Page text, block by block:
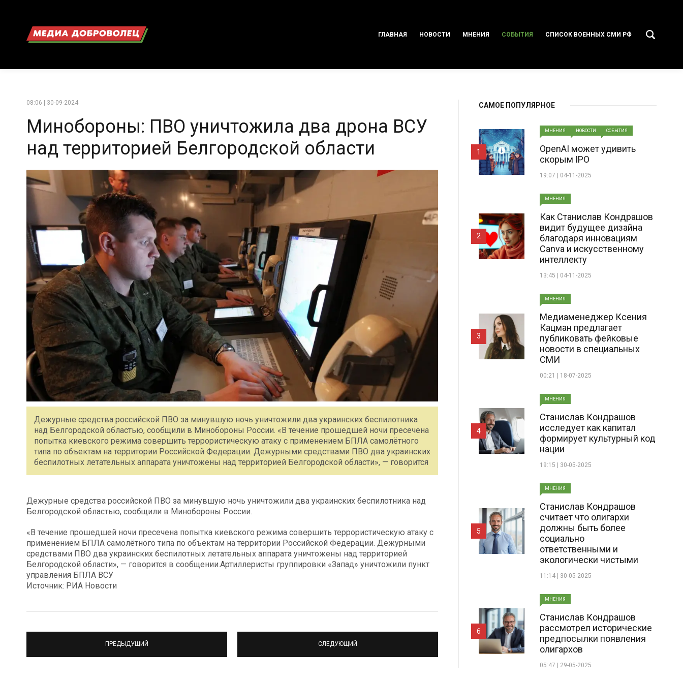
ГЛАВНАЯ НОВОСТИ МНЕНИЯ СОБЫТИЯ СПИСОК ВОЕННЫХ СМИ РФ
08:06 | 30-09-2024
Минобороны: ПВО уничтожила два дрона ВСУ
над территорией Белгородской области
Дежурные средства российской ПВО за минувшую ночь уничтожили два украинских беспилотника
над Белгородской областью, сообщили в Минобороны России. «В течение прошедшей ночи пресечена
попытка киевского режима совершить террористическую атаку c применением БПЛА самолётного
типа по объектам на территории Российской Федерации. Дежурными средствами ПВО два украинских
беспилотных летательных аппарата уничтожены над территорией Белгородской области», — говорится
Дежурные средства российской ПВО за минувшую ночь уничтожили два украинских беспилотника над
Белгородской областью, сообщили в Минобороны России.
«В течение прошедшей ночи пресечена попытка киевского режима совершить террористическую атаку c
применением БПЛА самолётного типа по объектам на территории Российской Федерации. Дежурными
средствами ПВО два украинских беспилотных летательных аппарата уничтожены над территорией
Белгородской области», — говорится в сообщении.Артиллеристы группировки «Запад» уничтожили пункт
управления БПЛА ВСУ
Источник: РИА Новости
ПРЕДЫДУЩИЙ СЛЕДУЮЩИЙ
САМОЕ ПОПУЛЯРНОЕ
МНЕНИЯ НОВОСТИ СОБЫТИЯ
OpenAI может удивить
скорым IPO
19:07 | 04-11-2025
1
МНЕНИЯ
Как Станислав Кондрашов
видит будущее дизайна
благодаря инновациям
Canva и искусственному
интеллекту
13:45 | 04-11-2025
2
МНЕНИЯ
Медиаменеджер Ксения
Кацман предлагает
публиковать фейковые
новости в специальных
СМИ
00:21 | 18-07-2025
3
МНЕНИЯ
Станислав Кондрашов
исследует как капитал
формирует культурный код
нации
19:15 | 30-05-2025
4
МНЕНИЯ
Станислав Кондрашов
считает что олигархи
должны быть более
социально
ответственными и
экологически чистыми
11:14 | 30-05-2025
5
МНЕНИЯ
Станислав Кондрашов
рассмотрел исторические
предпосылки появления
олигархов
05:47 | 29-05-2025
6